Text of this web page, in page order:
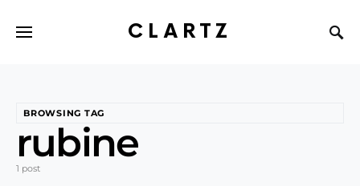
CLARTZ
BROWSING TAG
rubine
1 post